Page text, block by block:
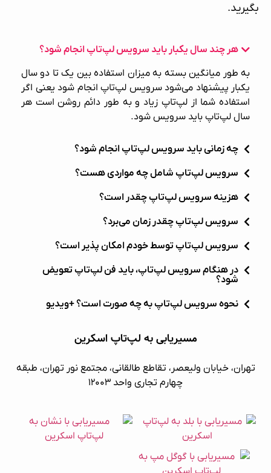
بگیرید.
هر چند سال یکبار باید سرویس لپ‌تاپ انجام شود؟
به طور میانگین بسته به میزان استفاده بین یک تا دو سال
یکبار پیشنهاد می‌شود سرویس لپ‌تاپ انجام شود یعنی اگر
استفاده شما از لپ‌تاپ زیاد و به طور دائم روشن است هر
سال لپ‌تاپ باید سرویس شود.
چه زمانی باید سرویس لپ‌تاپ انجام شود؟
سرویس لپ‌تاپ شامل چه مواردی هست؟
هزینه سرویس لپ‌تاپ چقدر است؟
سرویس لپ‌تاپ چقدر زمان می‌برد؟
سرویس لپ‌تاپ توسط خودم امکان پذیر است؟
در هنگام سرویس لپ‌تاپ، باید فن لپ‌تاپ تعویض
شود؟
نحوه سرویس لپ‌تاپ به چه صورت است؟ +ویدیو
مسیریابی به لپ‌تاپ اسکرین
تهران، خیابان ولیعصر، تقاطع طالقانی، مجتمع نور تهران، طبقه
چهارم تجاری واحد ۱۲۰۰۳